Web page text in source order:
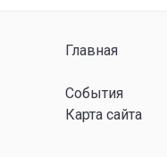
Главная
События
Карта сайта